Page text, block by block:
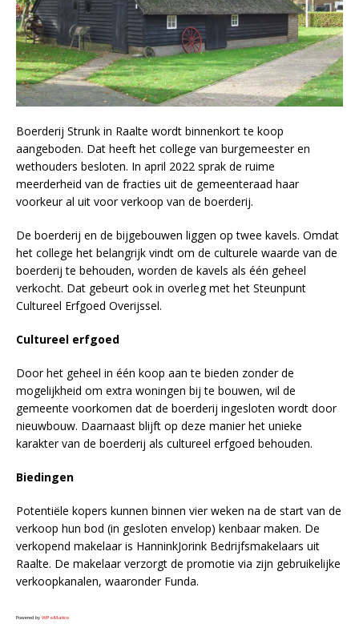
Boerderij Strunk in Raalte wordt binnenkort te koop
aangeboden. Dat heeft het college van burgemeester en
wethouders besloten. In april 2022 sprak de ruime
meerderheid van de fracties uit de gemeenteraad haar
voorkeur al uit voor verkoop van de boerderij.
De boerderij en de bijgebouwen liggen op twee kavels. Omdat
het college het belangrijk vindt om de culturele waarde van de
boerderij te behouden, worden de kavels als één geheel
verkocht. Dat gebeurt ook in overleg met het Steunpunt
Cultureel Erfgoed Overijssel.
Cultureel erfgoed
Door het geheel in één koop aan te bieden zonder de
mogelijkheid om extra woningen bij te bouwen, wil de
gemeente voorkomen dat de boerderij ingesloten wordt door
nieuwbouw. Daarnaast blijft op deze manier het unieke
karakter van de boerderij als cultureel erfgoed behouden.
Biedingen
Potentiële kopers kunnen binnen vier weken na de start van de
verkoop hun bod (in gesloten envelop) kenbaar maken. De
verkopend makelaar is HanninkJorink Bedrijfsmakelaars uit
Raalte. De makelaar verzorgt de promotie via zijn gebruikelijke
verkoopkanalen, waaronder Funda.
Powered by WPeMatico